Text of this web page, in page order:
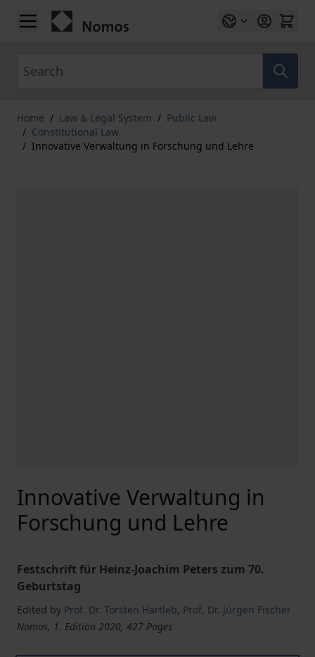
Skip to Content
Home / Law & Legal System / Public Law
/ Constitutional Law
/ Innovative Verwaltung in Forschung und Lehre
Innovative Verwaltung in
Forschung und Lehre
Festschrift für Heinz-Joachim Peters zum 70.
Geburtstag
Edited by Prof. Dr. Torsten Hartleb, Prof. Dr. Jürgen Fischer
Nomos, 1. Edition 2020, 427 Pages